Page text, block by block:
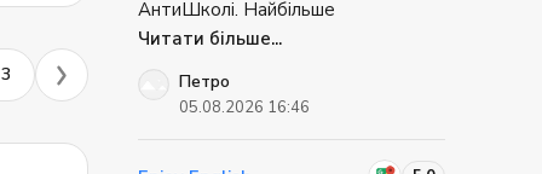
3
АнтиШколі. Найбільше
сподобалось, що ми не просто
життєві ситуації: як орендувати
квартиру, як спілкуватись у банку,
супер практично. Коли я приїхав, я
Читати більше...
Петро
05.08.2026 16:46